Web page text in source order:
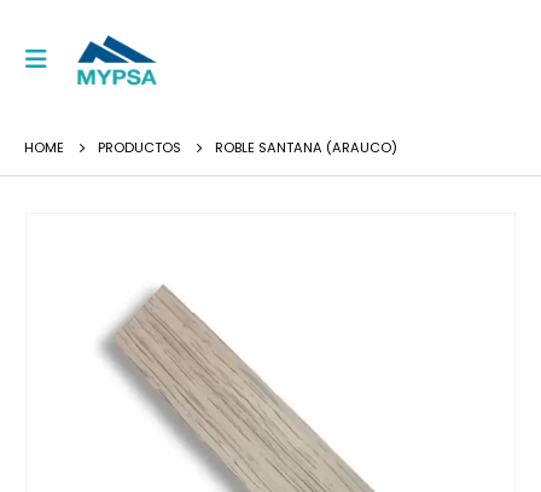
HOME PRODUCTOS ROBLE SANTANA (ARAUCO)